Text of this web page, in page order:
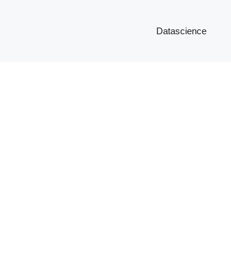
Datascience